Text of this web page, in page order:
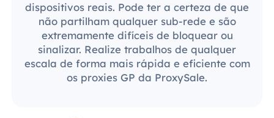
dispositivos reais. Pode ter a certeza de que
não partilham qualquer sub-rede e são
extremamente difíceis de bloquear ou
sinalizar. Realize trabalhos de qualquer
escala de forma mais rápida e eficiente com
os proxies GP da ProxySale.